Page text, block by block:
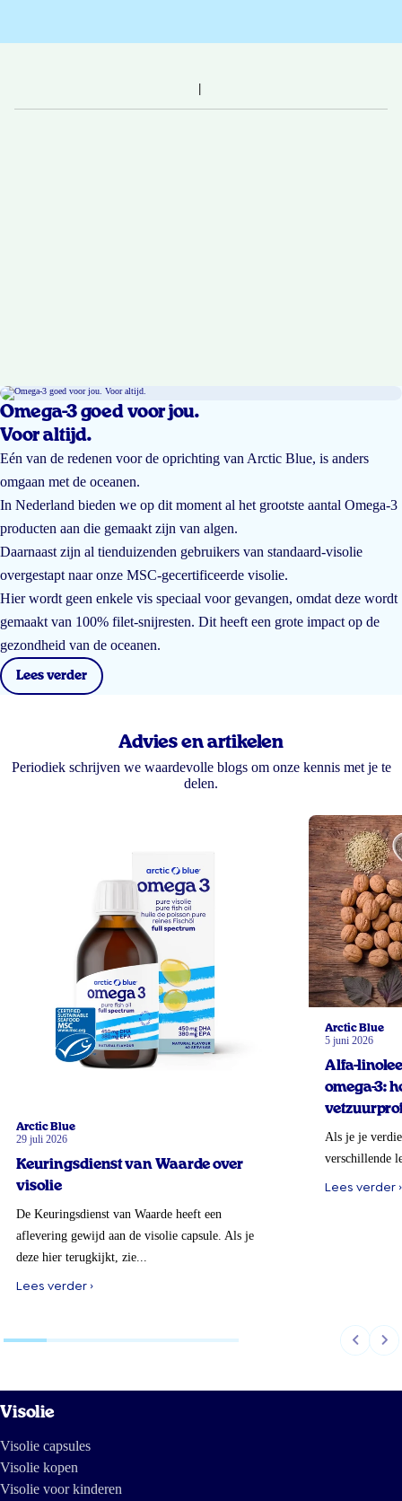
Omega-3 goed voor jou.
Voor altijd.
Eén van de redenen voor de oprichting van Arctic Blue, is anders
omgaan met de oceanen.
In Nederland bieden we op dit moment al het grootste aantal Omega-3
producten aan die gemaakt zijn van algen.
Daarnaast zijn al tienduizenden gebruikers van standaard-visolie
overgestapt naar onze MSC-gecertificeerde visolie.
Hier wordt geen enkele vis speciaal voor gevangen, omdat deze wordt
gemaakt van 100% filet-snijresten. Dit heeft een grote impact op de
gezondheid van de oceanen.
Lees verder
Advies en artikelen
Periodiek schrijven we waardevolle blogs om onze kennis met je te
delen.
Arctic Blue
29 juli 2026
Keuringsdienst van Waarde over
visolie
De Keuringsdienst van Waarde heeft een
aflevering gewijd aan de visolie capsule. Als je
deze hier terugkijkt, zie...
Lees verder ›
Arctic Blue
5 juni 2026
Alfa-
omega-3:
Als je je
verschillende
Lees verder ›
Visolie
Visolie capsules
Visolie kopen
Visolie voor kinderen